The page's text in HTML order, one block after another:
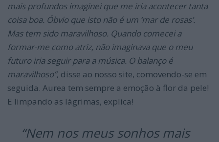
mais profundos imaginei que me iria acontecer tanta
coisa boa. Óbvio que isto não é um ‘mar de rosas’.
Mas tem sido maravilhoso. Quando comecei a
formar-me como atriz, não imaginava que o meu
futuro iria seguir para a música. O balanço é
maravilhoso”, disse ao nosso site, comovendo-se em
seguida. Aurea tem sempre a emoção à flor da pele!
E limpando as lágrimas, explica!
“Nem nos meus sonhos mais